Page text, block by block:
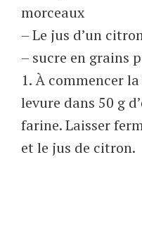
morceaux
– Le jus d’un
– sucre en grains
1. À commencer
levure dans 50 g
farine. Laisser
et le jus de citron.